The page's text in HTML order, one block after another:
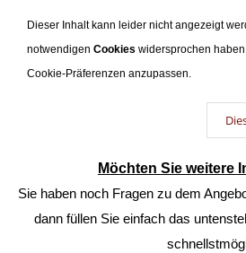
Dieser Inhalt kann leider nicht angezeigt
notwendigen Cookies widersprochen
Cookie-Präferenzen anzupassen.
Möchten Sie weitere
Sie haben noch Fragen zu dem
dann füllen Sie einfach das